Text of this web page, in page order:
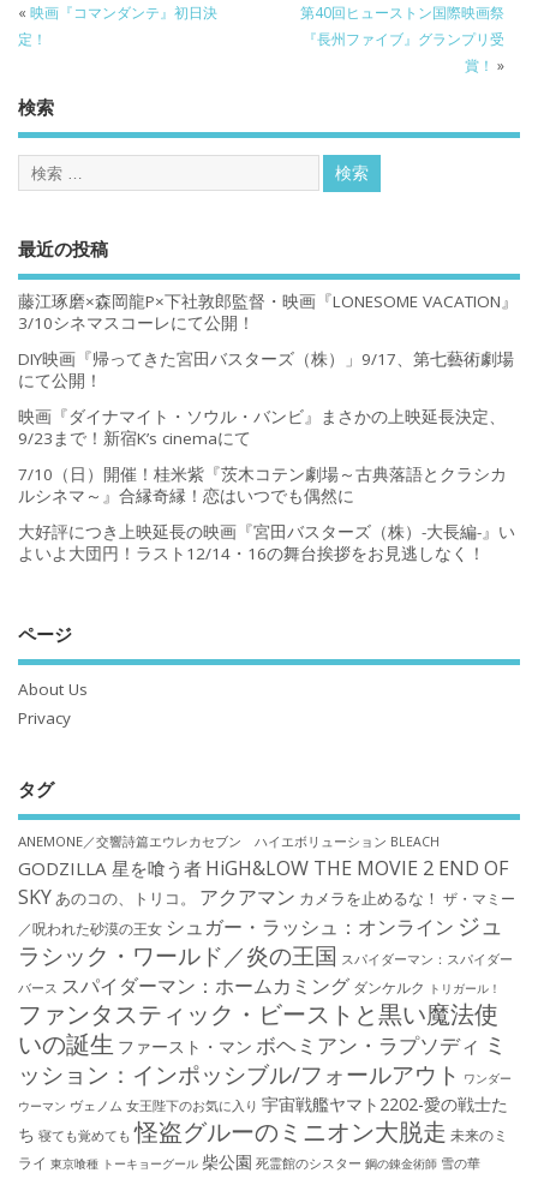
« 映画『コマンダンテ』初日決
定！
第40回ヒューストン国際映画祭
『長州ファイブ』グランプリ受
賞！ »
検索
最近の投稿
藤江琢磨×森岡龍P×下社敦郎監督・映画『LONESOME VACATION』
3/10シネマスコーレにて公開！
DIY映画『帰ってきた宮田バスターズ（株）」9/17、第七藝術劇場
にて公開！
映画『ダイナマイト・ソウル・バンビ』まさかの上映延長決定、
9/23まで！新宿K’s cinemaにて
7/10（日）開催！桂米紫『茨木コテン劇場～古典落語とクラシカ
ルシネマ～』合縁奇縁！恋はいつでも偶然に
大好評につき上映延長の映画『宮田バスターズ（株）-大長編-』い
よいよ大団円！ラスト12/14・16の舞台挨拶をお見逃しなく！
ページ
About Us
Privacy
タグ
ANEMONE／交響詩篇エウレカセブン ハイエボリューション BLEACH
GODZILLA 星を喰う者 HiGH&LOW THE MOVIE 2 END OF
SKYあのコの、トリコ。 アクアマン カメラを止めるな！ ザ・マミー
／呪われた砂漠の王女 シュガー・ラッシュ：オンライン ジュ
ラシック・ワールド／炎の王国 スパイダーマン：スパイダー
バース スパイダーマン：ホームカミング ダンケルク トリガール！
ファンタスティック・ビーストと黒い魔法使
いの誕生 ファースト・マン ボヘミアン・ラプソディ ミ
ッション：インポッシブル/フォールアウト ワンダー
ウーマン ヴェノム 女王陛下のお気に入り 宇宙戦艦ヤマト2202-愛の戦士た
ち 寝ても覚めても 怪盗グルーのミニオン大脱走 未来のミ
ライ 東京喰種 トーキョーグール 柴公園 死霊館のシスター 鋼の錬金術師 雪の華